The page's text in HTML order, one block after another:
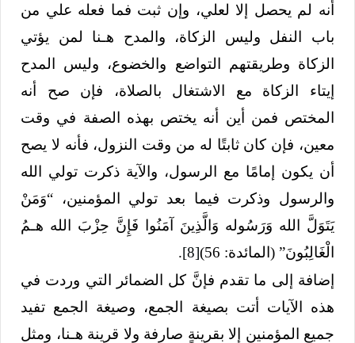
أنه لم يحصل إلا لعلي، وإن ثبت فما فعله علي من
باب النفل وليس الزكاة، والمدح هـنا لمن يؤتي
الزكاة وطريقتهم التواضع والخضوع، وليس المدح
إيتاء الزكاة مع الاشتغال بالصلاة، فإن صح أنه
المختص فمن أين أنه يختص بهذه الصفة في وقت
معين، فإن كان ثابتًا له من وقت النزول، فأنه لا يصح
أن يكون إمامًا مع الرسول، والآية ذكرت تولي الله
والرسول وذكرت فيما بعد تولي المؤمنين، “وَمَنْ
يَتَوَلَّ الله وَرَسُوله وَالَّذِينَ آمَنُوا فَإِنَّ حِزْبَ الله هـمُ
الْغَالِبُونَ” (المائدة: 56)
[8]
.
إضافة إلى ما تقدم فإنَّ كل الضمائر التي وردت في
هذه الآيات أتت بصيغة الجمع، وصيغة الجمع تفيد
جميع المؤمنين إلا بقرينةٍ صارفة ولا قرينة هـنا، ومثل